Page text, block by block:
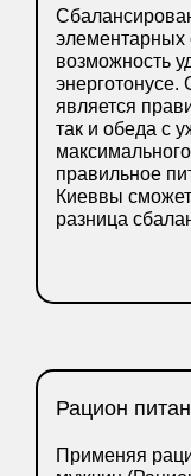
элементарных
возможность
энерготонусе.
является
так и обеда с
правильное
Киеввы
разница
Рацион
Применяя